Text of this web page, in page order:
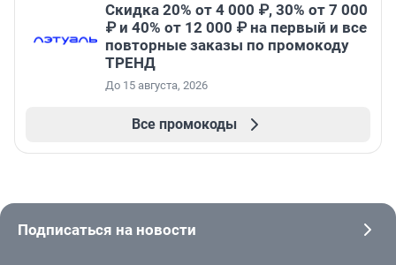
Скидка 20% от 4 000 ₽, 30% от 7 000
₽ и 40% от 12 000 ₽ на первый и все
повторные заказы по промокоду
ТРЕНД
До 15 августа, 2026
Все промокоды
Подписаться на новости